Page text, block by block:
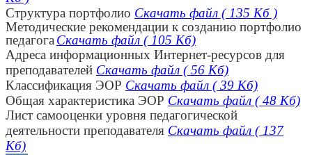
Структура портфолио Скачать файл ( 135 Kб )
Методические рекомендации к созданию портфолио
педагогаСкачать файл ( 105 Kб)
Адреса информационных Интернет-ресурсов для
преподавателей Скачать файл ( 56 Kб)
Классификация ЭОР Скачать файл ( 39 Kб)
Общая характеристика ЭОР Скачать файл ( 48 Kб)
Лист самооценки уровня педагогической
деятельности преподавателя Скачать файл ( 137
Kб)